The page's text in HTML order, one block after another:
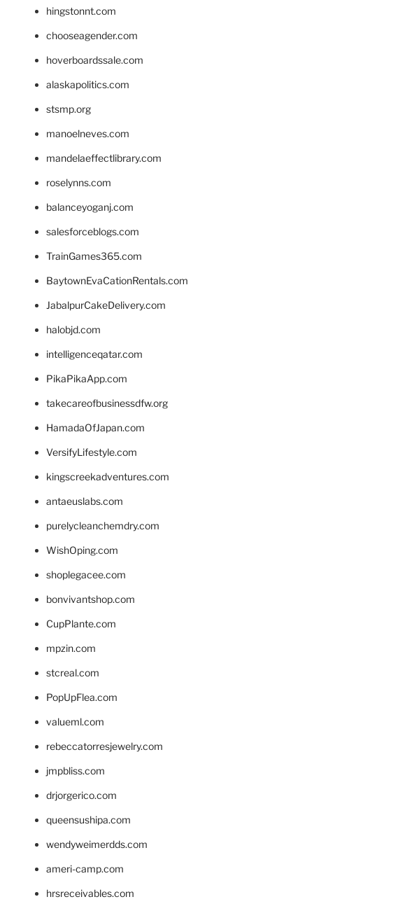
hingstonnt.com
chooseagender.com
hoverboardssale.com
alaskapolitics.com
stsmp.org
manoelneves.com
mandelaeffectlibrary.com
roselynns.com
balanceyoganj.com
salesforceblogs.com
TrainGames365.com
BaytownEvaCationRentals.com
JabalpurCakeDelivery.com
halobjd.com
intelligenceqatar.com
PikaPikaApp.com
takecareofbusinessdfw.org
HamadaOfJapan.com
VersifyLifestyle.com
kingscreekadventures.com
antaeuslabs.com
purelycleanchemdry.com
WishOping.com
shoplegacee.com
bonvivantshop.com
CupPlante.com
mpzin.com
stcreal.com
PopUpFlea.com
valueml.com
rebeccatorresjewelry.com
jmpbliss.com
drjorgerico.com
queensushipa.com
wendyweimerdds.com
ameri-camp.com
hrsreceivables.com